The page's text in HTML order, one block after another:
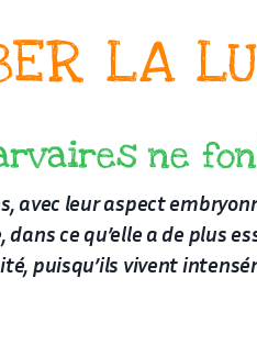
LA
ne
avec leur aspect
ce qu’elle a de plus
puisqu’ils vivent